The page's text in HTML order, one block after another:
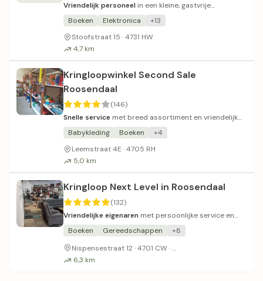
Vriendelijk personeel in een kleine, gastvrije
kringloopwinkel met diverse spullen.
Boeken Elektronica
+13
Stoofstraat 15 · 4731 HW
4,7 km
Kringloopwinkel Second Sale
Roosendaal
(146)
Snelle service met breed assortiment en vriendelijk
personeel.
Babykleding Boeken
+4
Leemstraat 4E · 4705 RH
5,0 km
Kringloop Next Level in Roosendaal
(132)
Vriendelijke eigenaren met persoonlijke service en
unieke spullen te over.
Boeken Gereedschappen
+8
Nispensestraat 12 · 4701 CW ·
6,3 km